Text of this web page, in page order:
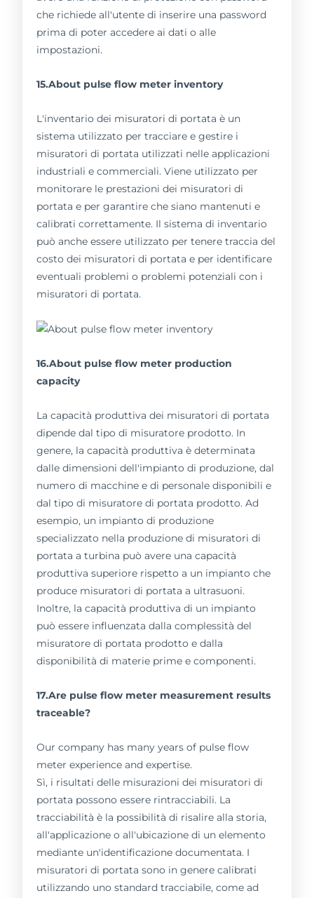
che richiede all'utente di inserire una password
prima di poter accedere ai dati o alle
impostazioni.
15.About pulse flow meter inventory
L'inventario dei misuratori di portata è un
sistema utilizzato per tracciare e gestire i
misuratori di portata utilizzati nelle applicazioni
industriali e commerciali. Viene utilizzato per
monitorare le prestazioni dei misuratori di
portata e per garantire che siano mantenuti e
calibrati correttamente. Il sistema di inventario
può anche essere utilizzato per tenere traccia del
costo dei misuratori di portata e per identificare
eventuali problemi o problemi potenziali con i
misuratori di portata.
16.About pulse flow meter production
capacity
La capacità produttiva dei misuratori di portata
dipende dal tipo di misuratore prodotto. In
genere, la capacità produttiva è determinata
dalle dimensioni dell'impianto di produzione, dal
numero di macchine e di personale disponibili e
dal tipo di misuratore di portata prodotto. Ad
esempio, un impianto di produzione
specializzato nella produzione di misuratori di
portata a turbina può avere una capacità
produttiva superiore rispetto a un impianto che
produce misuratori di portata a ultrasuoni.
Inoltre, la capacità produttiva di un impianto
può essere influenzata dalla complessità del
misuratore di portata prodotto e dalla
disponibilità di materie prime e componenti.
17.Are pulse flow meter measurement results
traceable?
Our company has many years of pulse flow
meter experience and expertise.
Sì, i risultati delle misurazioni dei misuratori di
portata possono essere rintracciabili. La
tracciabilità è la possibilità di risalire alla storia,
all'applicazione o all'ubicazione di un elemento
mediante un'identificazione documentata. I
misuratori di portata sono in genere calibrati
utilizzando uno standard tracciabile, come ad